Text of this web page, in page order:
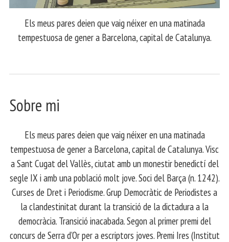
Els meus pares deien que vaig néixer en una matinada
tempestuosa de gener a Barcelona, capital de Catalunya.
Sobre mi
Els meus pares deien que vaig néixer en una matinada
tempestuosa de gener a Barcelona, capital de Catalunya. Visc
a Sant Cugat del Vallès, ciutat amb un monestir benedictí del
segle IX i amb una població molt jove. Soci del Barça (n. 1242).
Curses de Dret i Periodisme. Grup Democràtic de Periodistes a
la clandestinitat durant la transició de la dictadura a la
democràcia. Transició inacabada. Segon al primer premi del
concurs de Serra d’Or per a escriptors joves. Premi Ires (Institut